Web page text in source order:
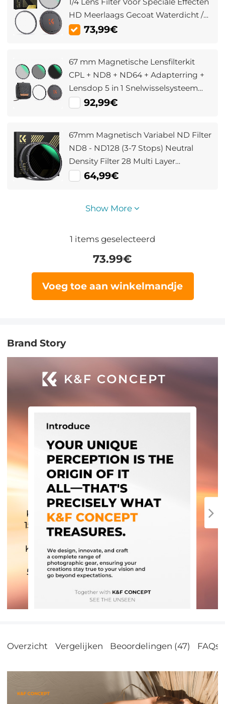
HD Meerlaags Gecoat Waterdicht /
Krasbestendig / Antireflectie Nano
73,99€
67 mm Magnetische Lensfilterkit
CPL + ND8 + ND64 + Adapterring +
Lensdop 5 in 1 Snelwisselsysteem
Nano Xcel Serie
92,99€
67mm Magnetisch Variabel ND Filter
ND8 - ND128 (3-7 Stops) Neutral
Density Filter 28 Multi Layer
Beschichtungen Nano Xcel Serie
64,99€
Show More
1 items geselecteerd
73.99€
Voeg toe aan winkelmandje
Brand Story
Overzicht Vergelijken Beoordelingen (47) FAQs